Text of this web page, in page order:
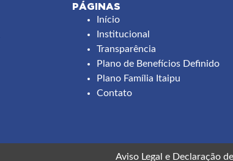
PÁGINAS
Footer
menu
Início
Institucional
Transparência
Plano de Benefícios Definido
Plano Família Itaipu
Contato
Aviso Legal e Declaração